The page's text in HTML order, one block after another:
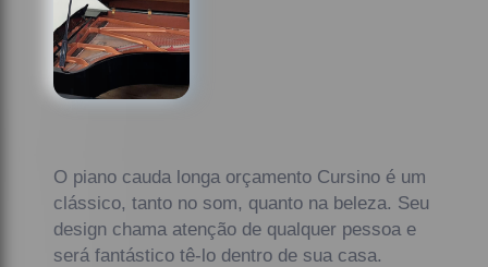
O piano cauda longa orçamento Cursino é um
clássico, tanto no som, quanto na beleza. Seu
design chama atenção de qualquer pessoa e
será fantástico tê-lo dentro de sua casa.